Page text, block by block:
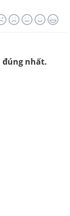
đúng nhất.